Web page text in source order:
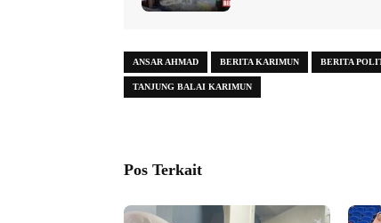
ANSAR AHMAD BERITA KARIMUN BERITA
TANJUNG BALAI KARIMUN
Pos Terkait